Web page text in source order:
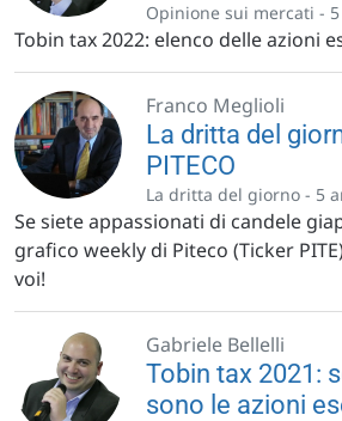
Opinione sui mercati -
Tobin tax 2022: elenco delle azioni
Franco Meglioli
La dritta del
PITECO
La dritta del giorno - 5
Se siete appassionati di candele
grafico weekly di Piteco (Ticker
voi!
Gabriele Bellelli
Tobin tax 2021:
sono le azioni